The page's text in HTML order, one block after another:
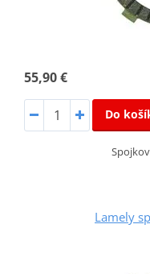
55,90 €
Do
Lamely